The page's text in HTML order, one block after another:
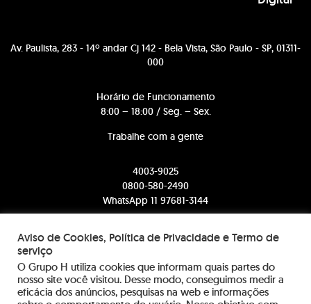
Av. Paulista, 283 - 14º andar Cj 142 - Bela Vista, São Paulo - SP, 01311-
000
comercial@somosh.com.br
Horário de Funcionamento
8:00 – 18:00 / Seg. – Sex.
Trabalhe com a gente
4003-9025
0800-580-2490
WhatsApp 11 97681-3144
Aviso de Cookies, Política de Privacidade e Termo de
serviço
O Grupo H utiliza cookies que informam quais partes do
nosso site você visitou. Desse modo, conseguimos medir a
eficácia dos anúncios, pesquisas na web e informações